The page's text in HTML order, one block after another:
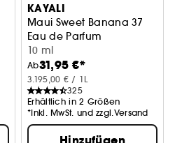
KAYALI
Maui Sweet Banana 37
Eau de Parfum
10 ml
Ab31,95 €*
3.195,00 € / 1L
325
Erhältlich in 2 Größen
*Inkl. MwSt. und zzgl.Versand